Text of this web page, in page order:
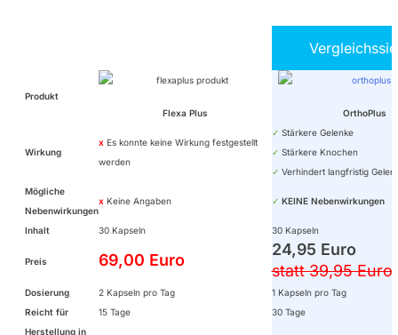
Produkt
Flexa Plus
OrthoPlus
Wirkung
xEs konnte keine Wirkung festgestellt
werden
✓ Stärkere Gelenke
✓ Stärkere Knochen
✓ Verhindert langfristig
Mögliche
Nebenwirkungen
xKeine Angaben ✓ KEINE Nebenwirkungen
Inhalt 30 Kapseln 30 Kapseln
Preis 69,00 Euro
24,95 Euro
statt 39,95 Euro
Dosierung 2 Kapseln pro Tag
1 Kapseln pro Tag
Reicht für
15 Tage
30 Tage
Herstellung in